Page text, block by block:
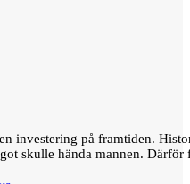
investering på framtiden.
skulle hända mannen.